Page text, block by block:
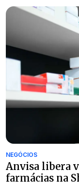
NEGÓCIOS
Anvisa libera
farmácias na